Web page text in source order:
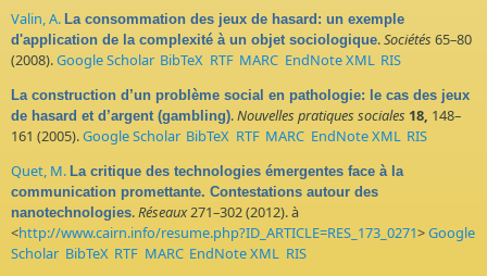
Valin, A. La consommation des jeux de hasard: un exemple
d'application de la complexité à un objet sociologique.Sociétés 65–80
(2008).Google Scholar BibTeX RTF MARC EndNote XML RIS
La construction d’un problème social en pathologie: le cas des jeux
de hasard et d’argent (gambling).Nouvelles pratiques sociales 18, 148–
161 (2005).Google Scholar BibTeX RTF MARC EndNote XML RIS
Quet, M. La critique des technologies émergentes face à la
communication promettante. Contestations autour des
nanotechnologies.Réseaux271–302 (2012). à
<http://www.cairn.info/resume.php?ID_ARTICLE=RES_173_0271>Google
Scholar BibTeX RTF MARC EndNote XML RIS